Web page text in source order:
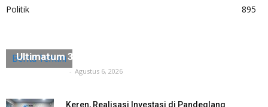
Politik
895
Berita Terkini
Ultimatum 3×24 Jam Harus Dikosongkan
- Agustus 6, 2026
Keren, Realisasi Investasi di Pandeglang